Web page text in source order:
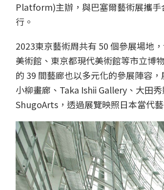
Platform)主辦，與巴塞爾藝術展攜
行。
2023東京藝術周共有 50 個參展場地
美術館、東京都現代美術館等市立博
的 39 間藝廊也以多元化的參展陣容
小柳畫廊、Taka Ishii Gallery、大田
ShugoArts，透過展覽映照日本當代